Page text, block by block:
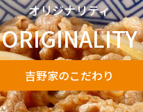
オリジナリティ
ORIGINALITY
吉野家のこだわり